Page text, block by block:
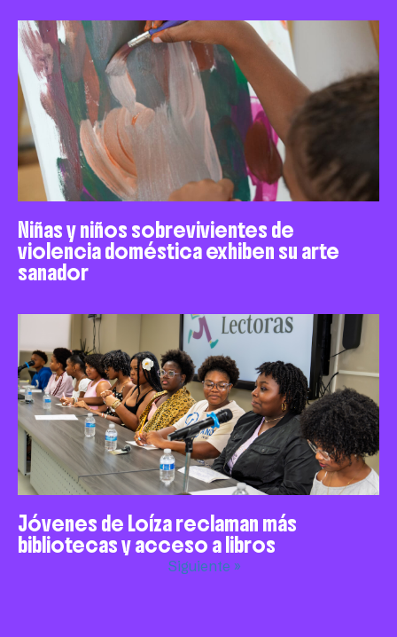
Niñas y niños sobrevivientes de
violencia doméstica exhiben su arte
sanador
Jóvenes de Loíza reclaman más
bibliotecas y acceso a libros
Siguiente »